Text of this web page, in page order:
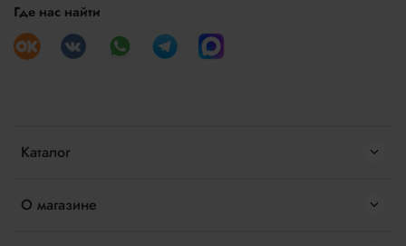
Каталог
О магазине
Где нас найти